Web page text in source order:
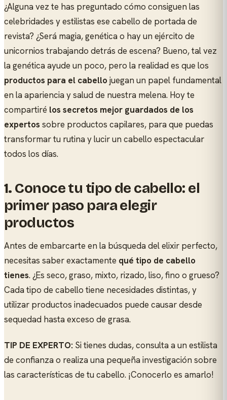
¿Alguna vez te has preguntado cómo consiguen las
celebridades y estilistas ese cabello de portada de
revista? ¿Será magia, genética o hay un ejército de
unicornios trabajando detrás de escena? Bueno, tal vez
la genética ayude un poco, pero la realidad es que los
productos para el cabello juegan un papel fundamental
en la apariencia y salud de nuestra melena. Hoy te
compartiré los secretos mejor guardados de los
expertos sobre productos capilares, para que puedas
transformar tu rutina y lucir un cabello espectacular
todos los días.
1. Conoce tu tipo de cabello: el
primer paso para elegir
productos
Antes de embarcarte en la búsqueda del elixir perfecto,
necesitas saber exactamente qué tipo de cabello
tienes. ¿Es seco, graso, mixto, rizado, liso, fino o grueso?
Cada tipo de cabello tiene necesidades distintas, y
utilizar productos inadecuados puede causar desde
sequedad hasta exceso de grasa.
TIP DE EXPERTO: Si tienes dudas, consulta a un estilista
de confianza o realiza una pequeña investigación sobre
las características de tu cabello. ¡Conocerlo es amarlo!